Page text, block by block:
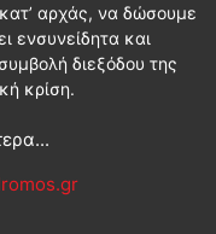
αρχάς, να δώσουμε
ενσυνείδητα και
διεξόδου της
κρίση.